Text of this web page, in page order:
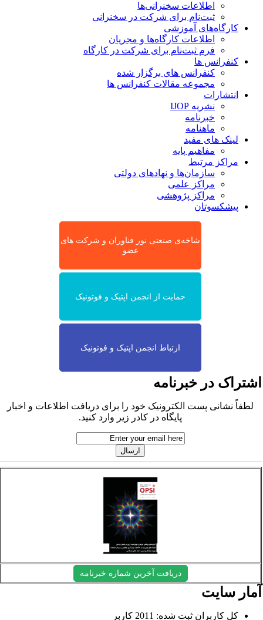
اطلاعات سخنرانی‌‌ها
ثبت‌نام برای شرکت در سخنرانی
کارگاه‌های آموزشی
اطلاعات کارگاه‌ها و مجریان
فرم ثبت‌نام برای شرکت در کارگاه
کنفرانس ها
کنفرانس های برگزار شده
مجموعه مقالات کنفرانس ها
انتشارات
نشریه IJOP
خبرنامه
ماهنامه
لینک های مفید
مفاهیم پایه
مراکز مرتبط
سازمان‌ها و نهادهای دولتی
مراکز علمی
مراکز پژوهشی
پیشکسوتان
شاخه‌ی صنعتی نور فناوران و شرکت های
عضو
حمایت از انجمن اپتیک و فوتونیک
ارتباط انجمن اپتیک و فوتونیک
در خبرنامه
لطفاً نشانی پست الکترونیک خود را برای دریافت اطلاعات و اخبار
پایگاه در کادر زیر وارد کنید.
دریافت آخرین شماره خبرنامه
سایت
کل کاربران ثبت شده: 2011 کاربر